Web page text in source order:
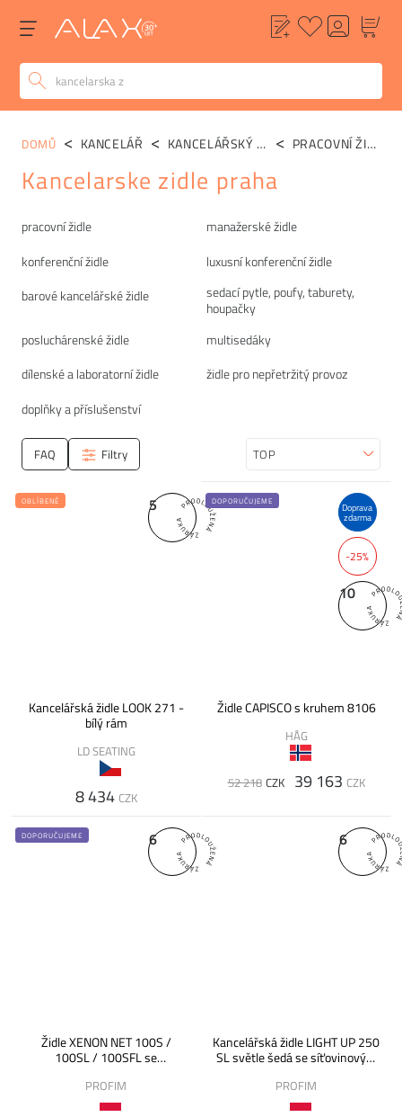
Kategorie
pracovní židle
manažerské židle
konferenční židle
luxusní konferenční židle
barové kancelářské židle
sedací pytle, poufy, taburety,
houpačky
posluchárenské židle
multisedáky
dílenské a laboratorní židle
židle pro nepřetržitý provoz
doplňky a příslušenství
DOMŮ KANCELÁŘ KANCELÁŘSKÝ SEDACÍ NÁBYTEK PRACOVNÍ ŽIDLE
Kancelarske zidle praha
FAQ Filtry Seřadit
5
OBLÍBENÉ
Kancelářská židle LOOK 271 -
bílý rám
LD SEATING
8 434 CZK
Doprava
zdarma
-25%
10
DOPORUČUJEME
Židle CAPISCO s kruhem 8106
HÅG
52 218 CZK 39 163 CZK
6
DOPORUČUJEME
Židle XENON NET 100S /
100SL / 100SFL se
Synchro
PROFIM
6
Kancelářská židle LIGHT UP 250
SL světle šedá se síťovinovým
PROFIM